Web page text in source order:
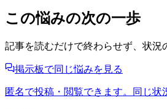
この悩みの次の一歩
記事を読むだけで終わらせず、状況
掲示板で同じ悩みを見る
匿名で投稿・閲覧できます。同じ状